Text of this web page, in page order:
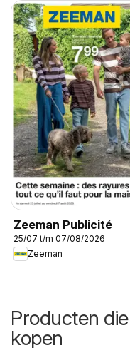
Zeeman Publicité
25/07 t/m 07/08/2026
Zeeman
Producten
kopen